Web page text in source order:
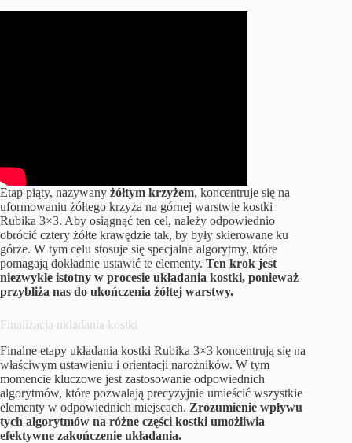
Etap piąty, nazywany żółtym krzyżem, koncentruje się na
uformowaniu żółtego krzyża na górnej warstwie kostki
Rubika 3×3. Aby osiągnąć ten cel, należy odpowiednio
obrócić cztery żółte krawędzie tak, by były skierowane ku
górze. W tym celu stosuje się specjalne algorytmy, które
pomagają dokładnie ustawić te elementy. Ten krok jest
niezwykle istotny w procesie układania kostki, ponieważ
przybliża nas do ukończenia żółtej warstwy.
Finalizacja układania kostki
Finalne etapy układania kostki Rubika 3×3 koncentrują się na
właściwym ustawieniu i orientacji narożników. W tym
momencie kluczowe jest zastosowanie odpowiednich
algorytmów, które pozwalają precyzyjnie umieścić wszystkie
elementy w odpowiednich miejscach. Zrozumienie wpływu
tych algorytmów na różne części kostki umożliwia
efektywne zakończenie układania.